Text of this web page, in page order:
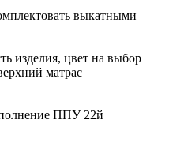
выкатными
изделия, цвет на выбор
матрас
ППУ 22й